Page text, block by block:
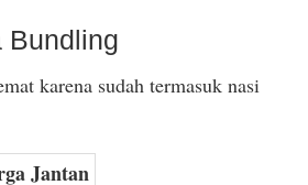
Bundling
karena sudah termasuk nasi
Jantan